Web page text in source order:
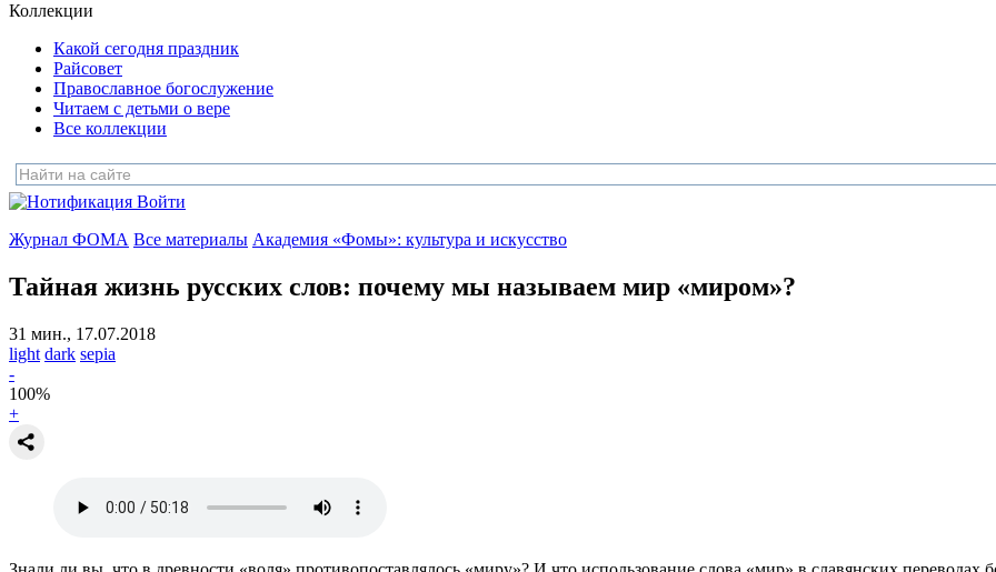
Коллекции
Какой сегодня праздник
Райсовет
Православное богослужение
Читаем с детьми о вере
Все коллекции
Войти
Журнал ФОМА Все материалы Академия «Фомы»: культура и искусство
Тайная жизнь русских слов: почему мы называем мир «миром»?
31 мин., 17.07.2018
light dark sepia
-
100%
+